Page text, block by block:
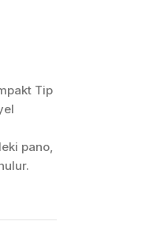
Tip
pano,